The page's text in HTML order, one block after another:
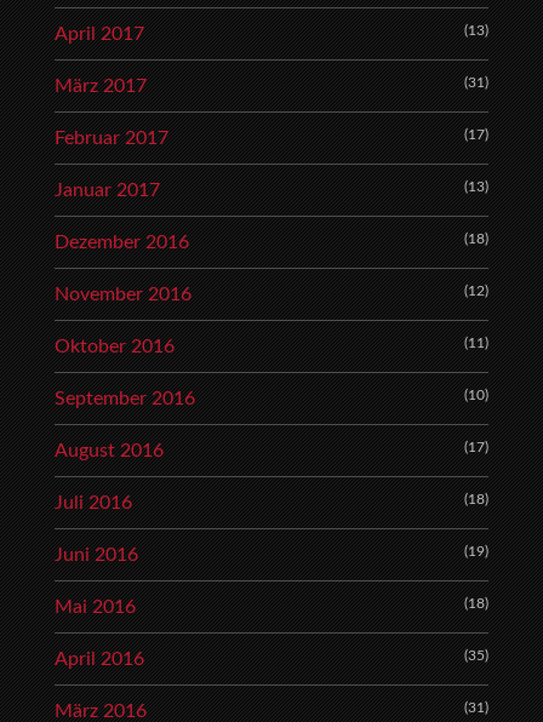
April 2017 (13)
März 2017 (31)
Februar 2017 (17)
Januar 2017 (13)
Dezember 2016 (18)
November 2016 (12)
Oktober 2016 (11)
September 2016 (10)
August 2016 (17)
Juli 2016 (18)
Juni 2016 (19)
Mai 2016 (18)
April 2016 (35)
März 2016 (31)